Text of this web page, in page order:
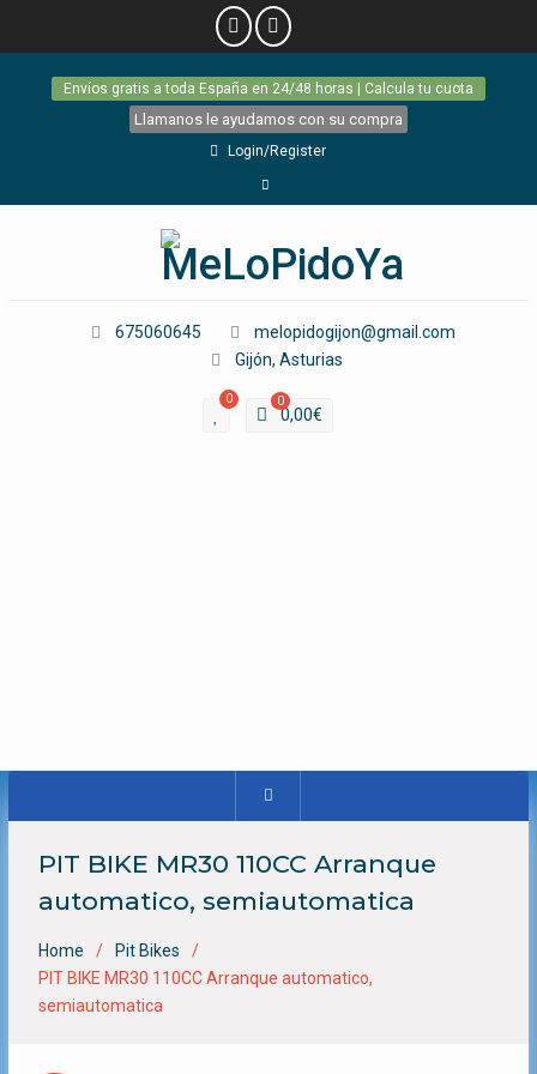
Envíos gratis a toda España en 24/48 horas | Calcula tu cuota
Llamanos le ayudamos con su compra
Login/Register
Facebook
675060645
melopidogijon@gmail.com
Gijón, Asturias
0 0
0,00€
PIT BIKE MR30 110CC Arranque
automatico, semiautomatica
Home
Pit Bikes
PIT BIKE MR30 110CC Arranque automatico,
semiautomatica